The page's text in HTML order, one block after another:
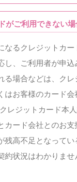
がご利用できない場
なるクレジットカ
し、ご利用者が申
る場合などは、ク
はお客様のカード
レジットカード本
カード会社とのお
残高不足となって
約状況はわかりま